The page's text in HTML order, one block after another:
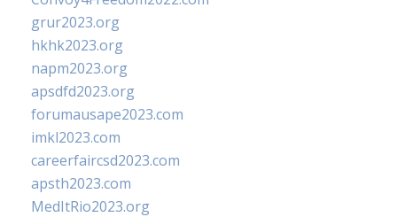
grur2023.org
hkhk2023.org
napm2023.org
apsdfd2023.org
forumausape2023.com
imkl2023.com
careerfaircsd2023.com
apsth2023.com
MedItRio2023.org